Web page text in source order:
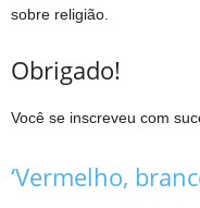
sobre religião.
Obrigado!
Você se inscreveu com
‘Vermelho,